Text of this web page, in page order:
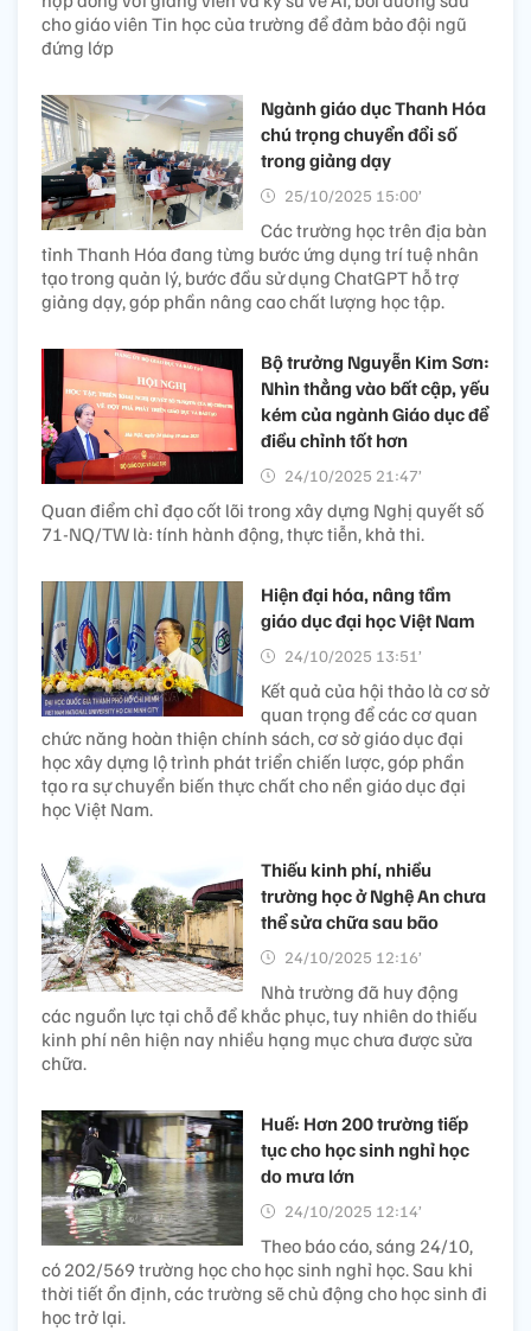
cho giáo viên Tin học của trường để đảm bảo đội ngũ
đứng lớp
Ngành giáo dục Thanh Hóa
chú trọng chuyển đổi số
trong giảng dạy
25/10/2025 15:00’
Các trường học trên địa bàn
tỉnh Thanh Hóa đang từng bước ứng dụng trí tuệ nhân
tạo trong quản lý, bước đầu sử dụng ChatGPT hỗ trợ
giảng dạy, góp phần nâng cao chất lượng học tập.
Bộ trưởng Nguyễn Kim Sơn:
Nhìn thẳng vào bất cập, yếu
kém của ngành Giáo dục để
điều chỉnh tốt hơn
24/10/2025 21:47’
Quan điểm chỉ đạo cốt lõi trong xây dựng Nghị quyết số
71-NQ/TW là: tính hành động, thực tiễn, khả thi.
Hiện đại hóa, nâng tầm
giáo dục đại học Việt Nam
24/10/2025 13:51’
Kết quả của hội thảo là cơ sở
quan trọng để các cơ quan
chức năng hoàn thiện chính sách, cơ sở giáo dục đại
học xây dựng lộ trình phát triển chiến lược, góp phần
tạo ra sự chuyển biến thực chất cho nền giáo dục đại
học Việt Nam.
Thiếu kinh phí, nhiều
trường học ở Nghệ An chưa
thể sửa chữa sau bão
24/10/2025 12:16’
Nhà trường đã huy động
các nguồn lực tại chỗ để khắc phục, tuy nhiên do thiếu
kinh phí nên hiện nay nhiều hạng mục chưa được sửa
chữa.
Huế: Hơn 200 trường tiếp
tục cho học sinh nghỉ học
do mưa lớn
24/10/2025 12:14’
Theo báo cáo, sáng 24/10,
có 202/569 trường học cho học sinh nghỉ học. Sau khi
thời tiết ổn định, các trường sẽ chủ động cho học sinh đi
học trở lại.